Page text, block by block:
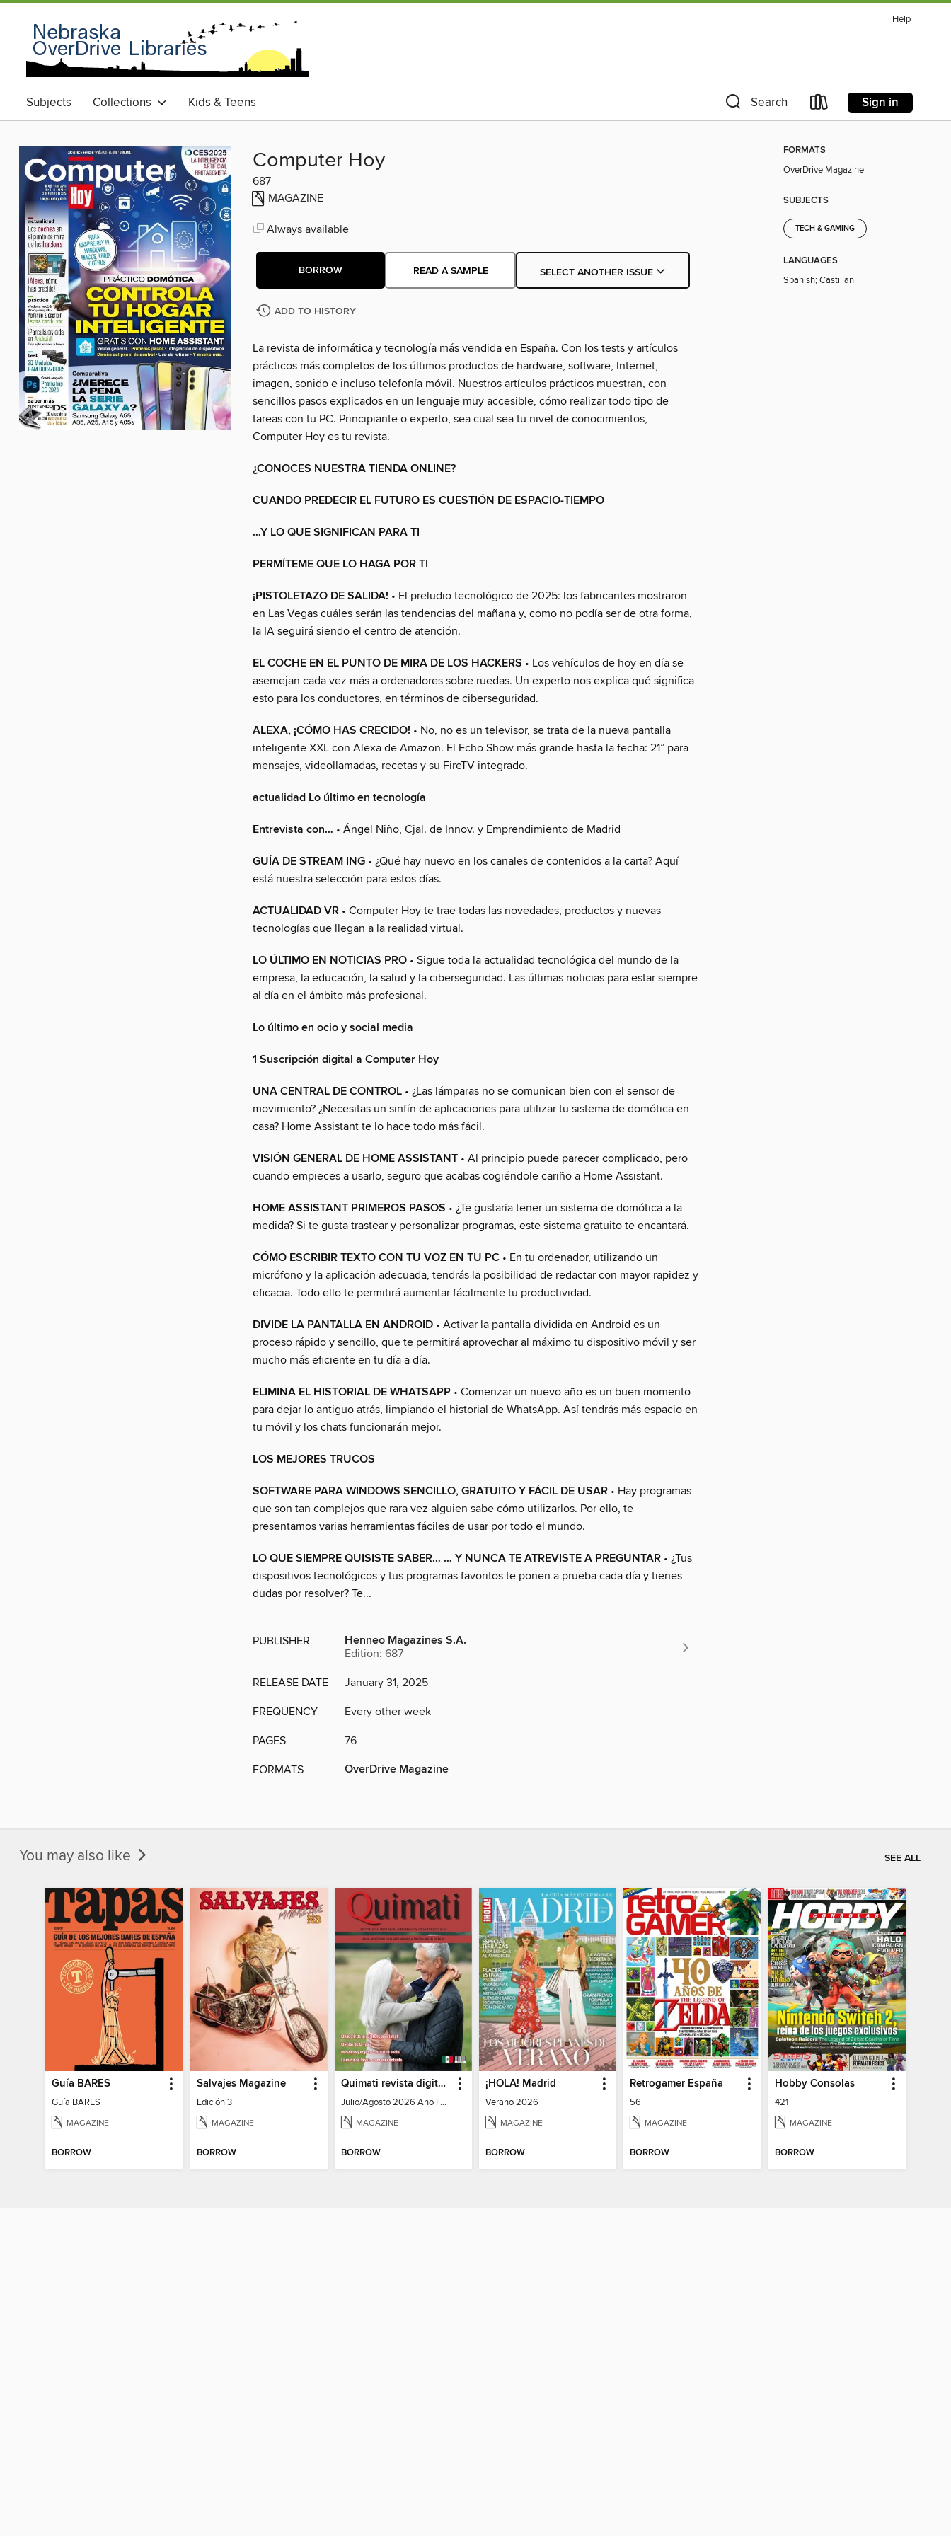
Help
Subjects Collections Kids & Teens Search Sign in
Computer Hoy
687
MAGAZINE
Always available
BORROW READ A SAMPLE SELECT ANOTHER ISSUE
ADD TO HISTORY
La revista de informática y tecnología más vendida en España. Con los tests y artículos
prácticos más completos de los últimos productos de hardware, software, Internet,
imagen, sonido e incluso telefonía móvil. Nuestros artículos prácticos muestran, con
sencillos pasos explicados en un lenguaje muy accesible, cómo realizar todo tipo de
tareas con tu PC. Principiante o experto, sea cual sea tu nivel de conocimientos,
Computer Hoy es tu revista.
¿CONOCES NUESTRA TIENDA ONLINE?
CUANDO PREDECIR EL FUTURO ES CUESTIÓN DE ESPACIO-TIEMPO
…Y LO QUE SIGNIFICAN PARA TI
PERMÍTEME QUE LO HAGA POR TI
¡PISTOLETAZO DE SALIDA! • El preludio tecnológico de 2025: los fabricantes mostraron
en Las Vegas cuáles serán las tendencias del mañana y, como no podía ser de otra forma,
la IA seguirá siendo el centro de atención.
EL COCHE EN EL PUNTO DE MIRA DE LOS HACKERS • Los vehículos de hoy en día se
asemejan cada vez más a ordenadores sobre ruedas. Un experto nos explica qué significa
esto para los conductores, en términos de ciberseguridad.
ALEXA, ¡CÓMO HAS CRECIDO! • No, no es un televisor, se trata de la nueva pantalla
inteligente XXL con Alexa de Amazon. El Echo Show más grande hasta la fecha: 21” para
mensajes, videollamadas, recetas y su FireTV integrado.
actualidad Lo último en tecnología
Entrevista con… • Ángel Niño, Cjal. de Innov. y Emprendimiento de Madrid
GUÍA DE STREAM ING • ¿Qué hay nuevo en los canales de contenidos a la carta? Aquí
está nuestra selección para estos días.
ACTUALIDAD VR • Computer Hoy te trae todas las novedades, productos y nuevas
tecnologías que llegan a la realidad virtual.
LO ÚLTIMO EN NOTICIAS PRO • Sigue toda la actualidad tecnológica del mundo de la
empresa, la educación, la salud y la ciberseguridad. Las últimas noticias para estar siempre
al día en el ámbito más profesional.
Lo último en ocio y social media
1 Suscripción digital a Computer Hoy
UNA CENTRAL DE CONTROL • ¿Las lámparas no se comunican bien con el sensor de
movimiento? ¿Necesitas un sinfín de aplicaciones para utilizar tu sistema de domótica en
casa? Home Assistant te lo hace todo más fácil.
VISIÓN GENERAL DE HOME ASSISTANT • Al principio puede parecer complicado, pero
cuando empieces a usarlo, seguro que acabas cogiéndole cariño a Home Assistant.
HOME ASSISTANT PRIMEROS PASOS • ¿Te gustaría tener un sistema de domótica a la
medida? Si te gusta trastear y personalizar programas, este sistema gratuito te encantará.
CÓMO ESCRIBIR TEXTO CON TU VOZ EN TU PC • En tu ordenador, utilizando un
micrófono y la aplicación adecuada, tendrás la posibilidad de redactar con mayor rapidez y
eficacia. Todo ello te permitirá aumentar fácilmente tu productividad.
DIVIDE LA PANTALLA EN ANDROID • Activar la pantalla dividida en Android es un
proceso rápido y sencillo, que te permitirá aprovechar al máximo tu dispositivo móvil y ser
mucho más eficiente en tu día a día.
ELIMINA EL HISTORIAL DE WHATSAPP • Comenzar un nuevo año es un buen momento
para dejar lo antiguo atrás, limpiando el historial de WhatsApp. Así tendrás más espacio en
tu móvil y los chats funcionarán mejor.
LOS MEJORES TRUCOS
SOFTWARE PARA WINDOWS SENCILLO, GRATUITO Y FÁCIL DE USAR • Hay programas
que son tan complejos que rara vez alguien sabe cómo utilizarlos. Por ello, te
presentamos varias herramientas fáciles de usar por todo el mundo.
LO QUE SIEMPRE QUISISTE SABER… … Y NUNCA TE ATREVISTE A PREGUNTAR • ¿Tus
dispositivos tecnológicos y tus programas favoritos te ponen a prueba cada día y tienes
dudas por resolver? Te...
PUBLISHER Henneo Magazines S.A.
Edition: 687
RELEASE DATE January 31, 2025
FREQUENCY Every other week
PAGES 76
FORMATS OverDrive Magazine
FORMATS
OverDrive Magazine
SUBJECTS
TECH & GAMING
LANGUAGES
Spanish; Castilian
You may also like SEE ALL
Guía BARES
Guía BARES
MAGAZINE
BORROW
Salvajes Magazine
Edición 3
MAGAZINE
BORROW
Quimati revista digital de psicología
Julio/Agosto 2026 Año I No. 6
MAGAZINE
BORROW
¡HOLA! Madrid
Verano 2026
MAGAZINE
BORROW
Retrogamer España
56
MAGAZINE
BORROW
Hobby Consolas
421
MAGAZINE
BORROW